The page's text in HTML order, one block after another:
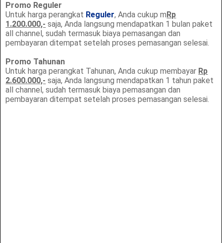
Promo Reguler
Untuk harga perangkat Reguler, Anda cukup m Rp
1.200.000,- saja, Anda langsung mendapatkan 1 bulan paket
all channel, sudah termasuk biaya pemasangan dan
pembayaran ditempat setelah proses pemasangan selesai.
Promo Tahunan
Untuk harga perangkat Tahunan, Anda cukup membayar Rp
2.600.000,- saja, Anda langsung mendapatkan 1 tahun paket
all channel, sudah termasuk biaya pemasangan dan
pembayaran ditempat setelah proses pemasangan selesai.